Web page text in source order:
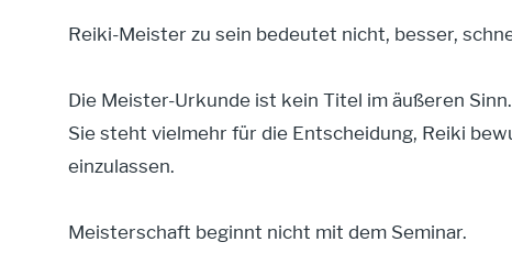
Reiki-Meister zu sein bedeutet nicht, besser,
Die Meister-Urkunde ist kein Titel im äußeren Sinn.
Sie steht vielmehr für die Entscheidung, Reiki
einzulassen.
Meisterschaft beginnt nicht mit dem Seminar.